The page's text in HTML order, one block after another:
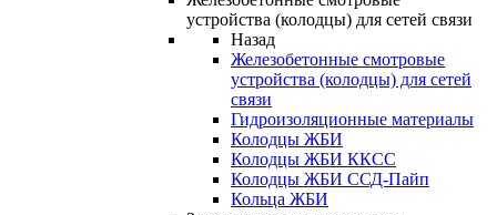
устройства (колодцы) для сетей связи
Назад
Железобетонные смотровые
устройства (колодцы) для сетей
связи
Гидроизоляционные материалы
Колодцы ЖБИ
Колодцы ЖБИ ККСС
Колодцы ЖБИ ССД-Пайп
Кольца ЖБИ